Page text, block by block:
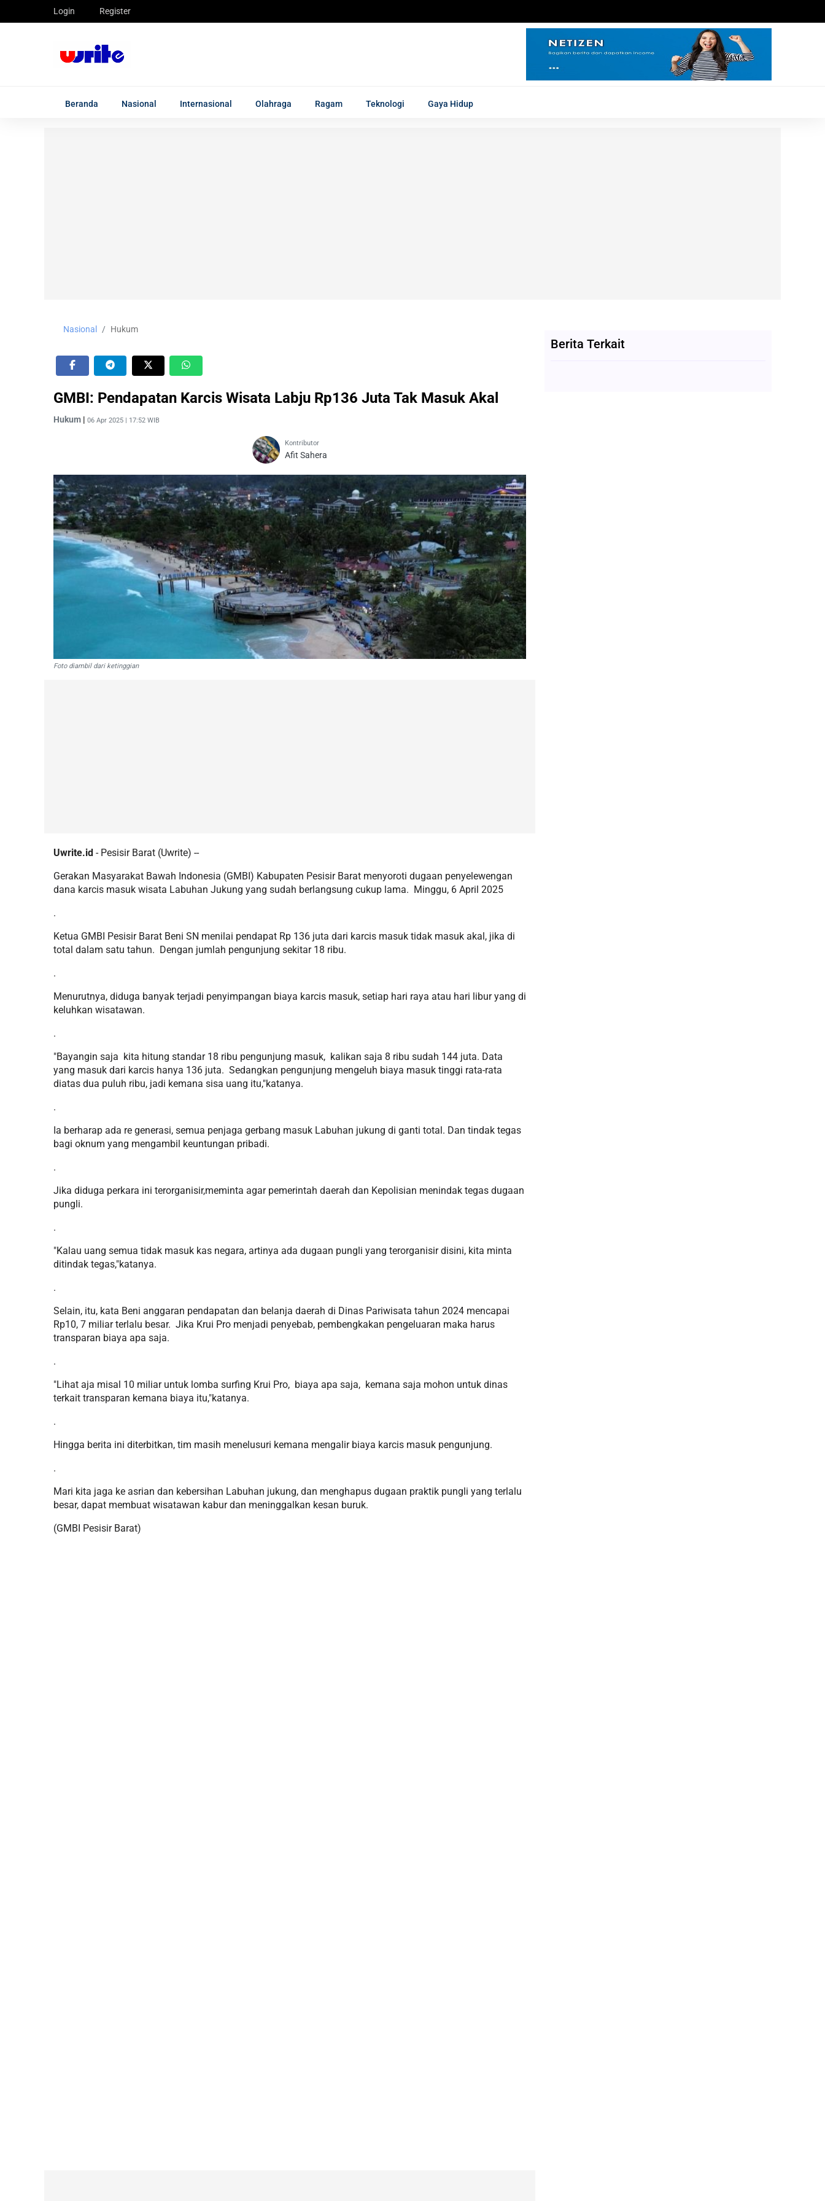
Login Register
Beranda Nasional Internasional Olahraga Ragam Teknologi Gaya Hidup
Nasional Hukum
GMBI: Pendapatan Karcis Wisata Labju Rp136 Juta Tak Masuk Akal
Hukum | 06 Apr 2025 | 17:52 WIB
Kontributor
Afit Sahera
Foto diambil dari ketinggian
Uwrite.id - Pesisir Barat (Uwrite) --
Gerakan Masyarakat Bawah Indonesia (GMBI) Kabupaten Pesisir Barat menyoroti dugaan penyelewengan
dana karcis masuk wisata Labuhan Jukung yang sudah berlangsung cukup lama. Minggu, 6 April 2025
.
Ketua GMBI Pesisir Barat Beni SN menilai pendapat Rp 136 juta dari karcis masuk tidak masuk akal, jika di
total dalam satu tahun. Dengan jumlah pengunjung sekitar 18 ribu.
.
Menurutnya, diduga banyak terjadi penyimpangan biaya karcis masuk, setiap hari raya atau hari libur yang di
keluhkan wisatawan.
.
"Bayangin saja kita hitung standar 18 ribu pengunjung masuk, kalikan saja 8 ribu sudah 144 juta. Data
yang masuk dari karcis hanya 136 juta. Sedangkan pengunjung mengeluh biaya masuk tinggi rata-rata
diatas dua puluh ribu, jadi kemana sisa uang itu,"katanya.
.
Ia berharap ada re generasi, semua penjaga gerbang masuk Labuhan jukung di ganti total. Dan tindak tegas
bagi oknum yang mengambil keuntungan pribadi.
.
Jika diduga perkara ini terorganisir,meminta agar pemerintah daerah dan Kepolisian menindak tegas dugaan
pungli.
.
"Kalau uang semua tidak masuk kas negara, artinya ada dugaan pungli yang terorganisir disini, kita minta
ditindak tegas,"katanya.
.
Selain, itu, kata Beni anggaran pendapatan dan belanja daerah di Dinas Pariwisata tahun 2024 mencapai
Rp10, 7 miliar terlalu besar. Jika Krui Pro menjadi penyebab, pembengkakan pengeluaran maka harus
transparan biaya apa saja.
.
"Lihat aja misal 10 miliar untuk lomba surfing Krui Pro, biaya apa saja, kemana saja mohon untuk dinas
terkait transparan kemana biaya itu,"katanya.
.
Hingga berita ini diterbitkan, tim masih menelusuri kemana mengalir biaya karcis masuk pengunjung.
.
Mari kita jaga ke asrian dan kebersihan Labuhan jukung, dan menghapus dugaan praktik pungli yang terlalu
besar, dapat membuat wisatawan kabur dan meninggalkan kesan buruk.
(GMBI Pesisir Barat)
Berita Terkait